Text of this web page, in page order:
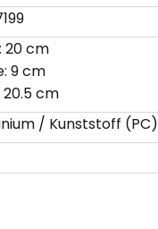
20 cm
9 cm
20.5 cm
/ Kunststoff (PC)